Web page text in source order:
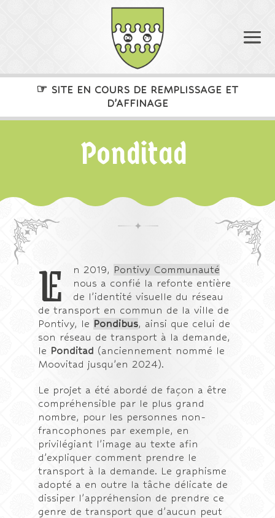
☞ SITE EN COURS DE REMPLISSAGE ET
D’AFFINAGE
Ponditad
E n 2019, Pontivy Communauté
nous a confié la refonte entière
de l’identité visuelle du réseau
de transport en commun de la ville de
Pontivy, le Pondibus, ainsi que celui de
son réseau de transport à la demande,
le Ponditad (anciennement nommé le
Moovitad jusqu’en 2024).
Le projet a été abordé de façon a être
compréhensible par le plus grand
nombre, pour les personnes non-
francophones par exemple, en
privilégiant l’image au texte afin
d’expliquer comment prendre le
transport à la demande. Le graphisme
adopté a en outre la tâche délicate de
dissiper l’appréhension de prendre ce
genre de transport que d’aucun peut